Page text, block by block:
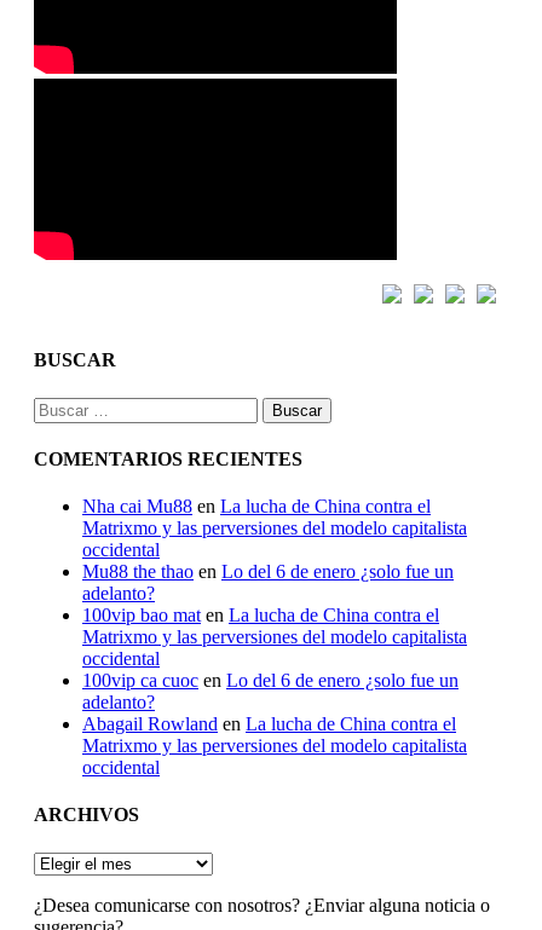
BUSCAR
Buscar:
COMENTARIOS RECIENTES
Nha cai Mu88 en La lucha de China contra el
Matrixmo y las perversiones del modelo capitalista
occidental
Mu88 the thao en Lo del 6 de enero ¿solo fue un
adelanto?
100vip bao mat en La lucha de China contra el
Matrixmo y las perversiones del modelo capitalista
occidental
100vip ca cuoc en Lo del 6 de enero ¿solo fue un
adelanto?
Abagail Rowland en La lucha de China contra el
Matrixmo y las perversiones del modelo capitalista
occidental
ARCHIVOS
ARCHIVOS
¿Desea comunicarse con nosotros? ¿Enviar alguna noticia o